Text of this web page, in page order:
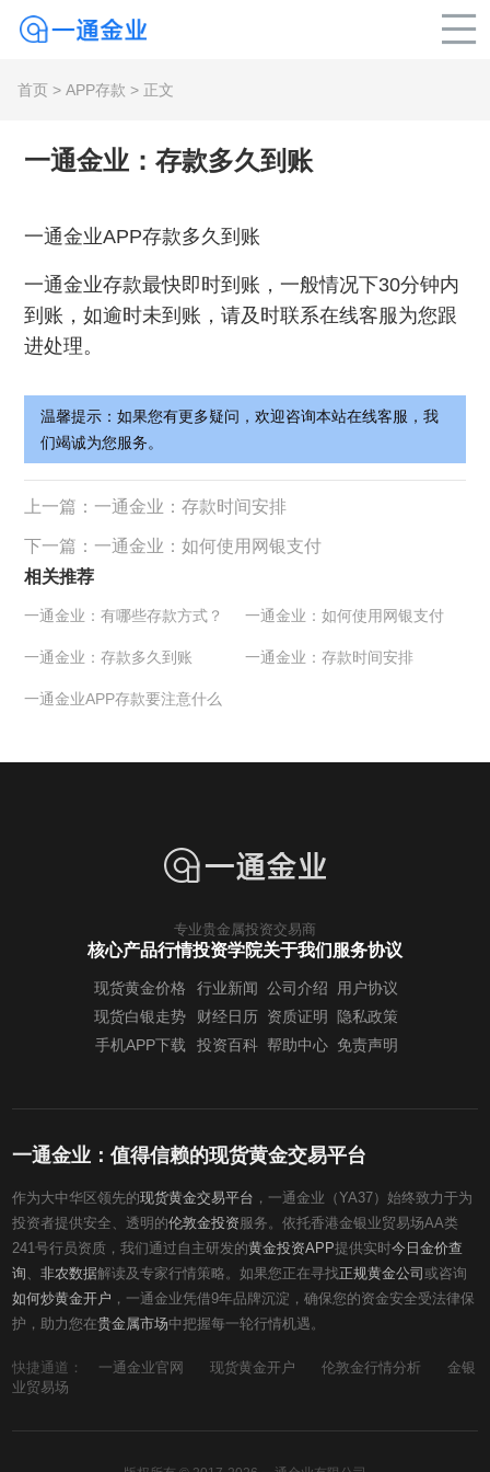
首页 > APP存款 > 正文
一通金业：存款多久到账
一通金业APP存款多久到账
一通金业存款最快即时到账，一般情况下30分钟内
到账，如逾时未到账，请及时联系在线客服为您跟
进处理。
温馨提示：如果您有更多疑问，欢迎咨询本站在线客服，我
们竭诚为您服务。
上一篇： 一通金业：存款时间安排
下一篇： 一通金业：如何使用网银支付
相关推荐
一通金业：有哪些存款方式？ 一通金业：如何使用网银支付
一通金业：存款多久到账 一通金业：存款时间安排
一通金业APP存款要注意什么
专业贵金属投资交易商
核心产品行情
现货黄金价格
现货白银走势
手机APP下载
投资学院
行业新闻
财经日历
投资百科
关于我们
公司介绍
资质证明
帮助中心
服务协议
用户协议
隐私政策
免责声明
一通金业：值得信赖的现货黄金交易平台
作为大中华区领先的现货黄金交易平台 ，一通金业（YA37）始终致力于为
投资者提供安全、透明的伦敦金投资服务。依托香港金银业贸易场AA类
241号行员资质，我们通过自主研发的黄金投资APP提供实时今日金价查
询 、非农数据解读及专家行情策略。如果您正在寻找正规黄金公司或咨询
如何炒黄金开户 ，一通金业凭借9年品牌沉淀，确保您的资金安全受法律保
护，助力您在贵金属市场中把握每一轮行情机遇。
快捷通道： 一通金业官网 现货黄金开户 伦敦金行情分析
金银
业贸易场